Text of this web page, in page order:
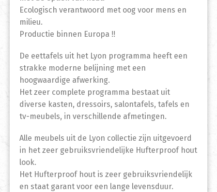
Ecologisch verantwoord met oog voor mens en
milieu.
Productie binnen Europa !!
De eettafels uit het Lyon programma heeft een
strakke moderne belijning met een
hoogwaardige afwerking.
Het zeer complete programma bestaat uit
diverse kasten, dressoirs, salontafels, tafels en
tv-meubels, in verschillende afmetingen.
Alle meubels uit de Lyon collectie zijn uitgevoerd
in het zeer gebruiksvriendelijke Hufterproof hout
look.
Het Hufterproof hout is zeer gebruiksvriendelijk
en staat garant voor een lange levensduur.